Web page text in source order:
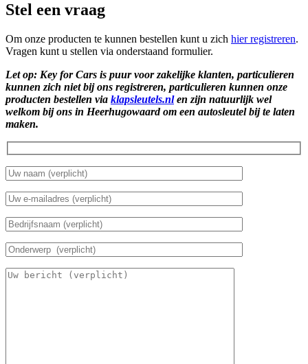
Stel een vraag
Om onze producten te kunnen bestellen kunt u zich hier registreren.
Vragen kunt u stellen via onderstaand formulier.
Let op: Key for Cars is puur voor zakelijke klanten, particulieren
kunnen zich niet bij ons registreren, particulieren kunnen onze
producten bestellen via klapsleutels.nlen zijn natuurlijk wel
welkom bij ons in Heerhugowaard om een autosleutel bij te laten
maken.